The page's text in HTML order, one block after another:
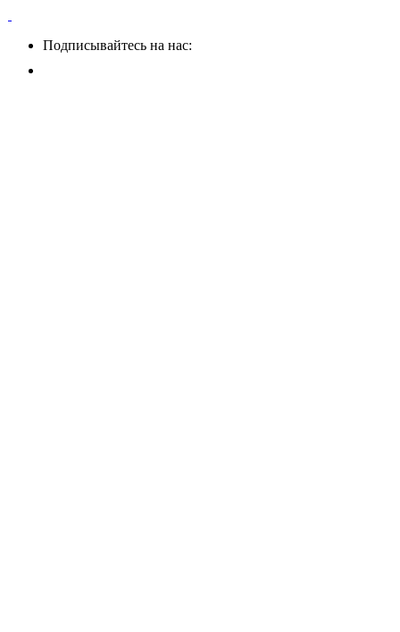
Подписывайтесь на нас: